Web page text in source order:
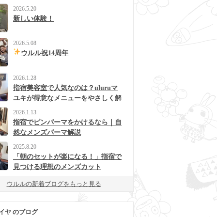
2026.5.20
新しい体験！
2026.5.08
ウルル祝14周年
2026.1.28
指宿美容室で人気なのは？uluruマ
ユキが得意なメニューをやさしく解
2026.1.13
指宿でピンパーマをかけるなら｜自
然なメンズパーマ解説
2025.8.20
「朝のセットが楽になる！」指宿で
見つける理想のメンズカット
ウルルの新着ブログをもっと見る
ヤ のブログ